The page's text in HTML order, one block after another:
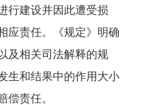
行建设并因此遭受损
应责任。《规定》明确
及相关司法解释的规
生和结果中的作用大小
偿责任。